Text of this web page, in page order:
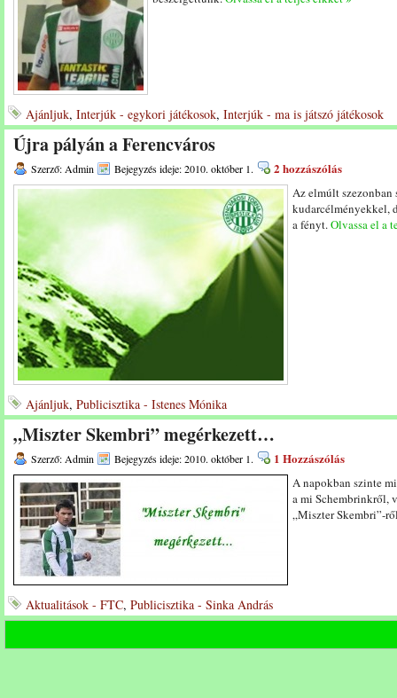
Ajánljuk, Interjúk - egykori játékosok, Interjúk - ma is játszó játékosok
Újra pályán a Ferencváros
Szerző: Admin Bejegyzés ideje: 2010. október 1. 2 hozzászólás
Az elmúlt szezonban
kudarcélményekkel,
a fényt.Olvassa el a
Ajánljuk, Publicisztika - Istenes Mónika
„Miszter Skembri” megérkezett…
Szerző: Admin Bejegyzés ideje: 2010. október 1. 1 Hozzászólás
A napokban szinte
a mi Schembrinkről,
„Miszter Skembri”-
Aktualitások - FTC, Publicisztika - Sinka András